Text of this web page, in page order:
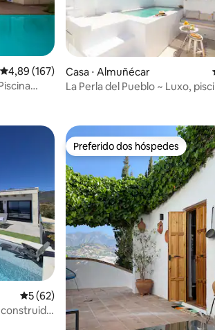
4,89 de uma avaliação média de 5, 167
4,89 (167)
Casa ⋅ Almuñécar
La Perla del Pueblo ~ Luxo,
hóspedes
5 de uma avaliação média de 5, 62
5 (62)
Preferido dos hóspedes
Preferido dos hóspedes